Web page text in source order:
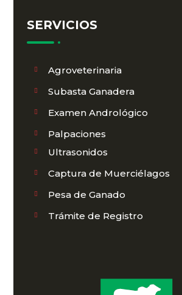
SERVICIOS
Agroveterinaria
Subasta Ganadera
Examen Andrológico
Palpaciones
Ultrasonidos
Captura de Muerciélagos
Pesa de Ganado
Trámite de Registro